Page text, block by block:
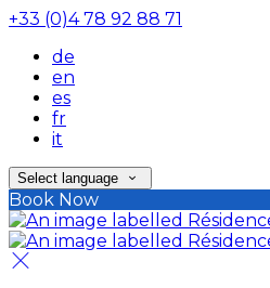
+33 (0)4 78 92 88 71
de
en
es
fr
it
Select language
Book Now